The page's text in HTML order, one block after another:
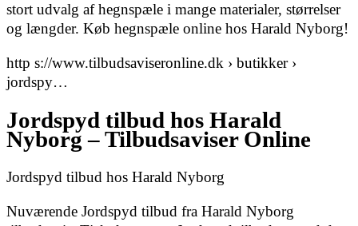
stort udvalg af hegnspæle i mange materialer, størrelser
og længder. Køb hegnspæle online hos Harald Nyborg!
http s://www.tilbudsaviseronline.dk › butikker ›
jordspy…
Jordspyd tilbud hos Harald
Nyborg – Tilbudsaviser Online
Jordspyd tilbud hos Harald Nyborg
Nuværende Jordspyd tilbud fra Harald Nyborg